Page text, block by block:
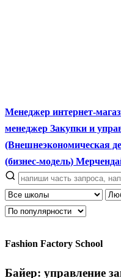
Менеджер интернет-
менеджер Закупки и
(Внешнеэкономическая
(бизнес-модель)